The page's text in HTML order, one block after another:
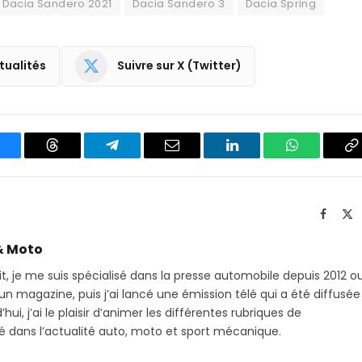
Dacia Sandero 2021
Dacia Sandero 3 Dacia Spring
Suivre sur X (Twitter)
Threads
Partager
Email LinkedIn WhatsApp
Moto
je me suis spécialisé dans la presse automobile depuis 2012
magazine, puis j’ai lancé une émission télé qui a été diffusée
j’ai le plaisir d’animer les différentes rubriques de
dans l’actualité auto, moto et sport mécanique.